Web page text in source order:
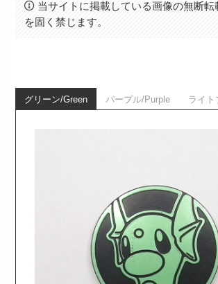
当サイトに掲載している画像の無断転
を固く禁じます。
グリーン/Green パープル/Purple ライト